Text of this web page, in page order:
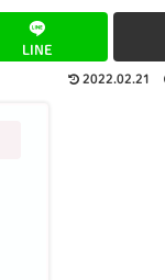
LINE
2022.02.21